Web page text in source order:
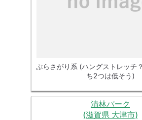
ぶらさがり系 (ハングストレッチ
ち2つは低そう)
清林パーク
(滋賀県 大津市)